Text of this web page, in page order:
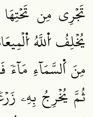
تَجۡرِي مِن تَحۡتِهَا
يُخۡلِفُ اُ۬للَّهُ
مِنَ اَ۬لسَّمَآءِ مَآءٗ
ثُمَّ يُخۡرِجُ بِهِۦ